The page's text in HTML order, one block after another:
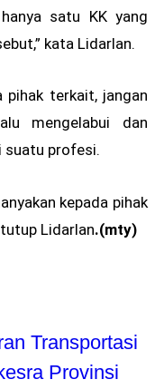
satu KK yang
kata Lidarlan.
pihak terkait, jangan
mengelabui dan
suatu profesi.
kepada pihak
Lidarlan.(mty)
Transportasi
Provinsi